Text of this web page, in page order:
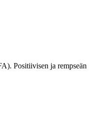
Positiivisen ja rempseän